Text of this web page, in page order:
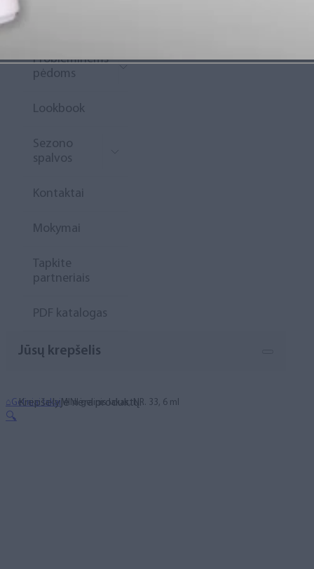
Probleminėms
pėdoms
Lookbook
Sezono
spalvos
Kontaktai
Mokymai
Tapkite
partneriais
PDF katalogas
Jūsų krepšelis
Krepšelyje nėra produktų.
⌂Geliniai lakai MINI gelinis lakas, NR. 33, 6 ml
🔍